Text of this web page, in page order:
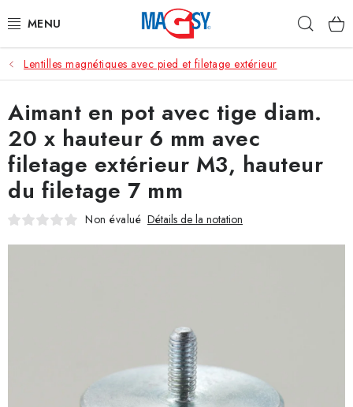
au
CATÉGORIE PRINCIPALE
ACCESSOIRES MAGNÉTIQUES
AIMANTS INDUSTRIELS
AUTRES AIMANTS
Lentilles magnétiques avec pied et filetage extérieur
Aimant en pot avec tige diam.
20 x hauteur 6 mm avec
filetage extérieur M3, hauteur
du filetage 7 mm
Non évalué Détails de la notation